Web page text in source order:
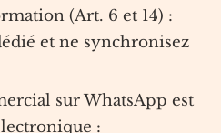
(Art. 6 et 14) :
et ne synchronisez
sur WhatsApp est
: